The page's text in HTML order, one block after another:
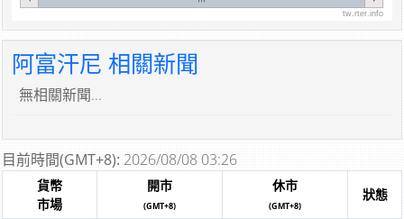
tw.rter.info
阿富汗尼 相關新聞
無相關新聞...
目前時間(GMT+8): 2026/08/08 03:26
貨幣
市場
開市
(GMT+8)
休市
(GMT+8)
狀態